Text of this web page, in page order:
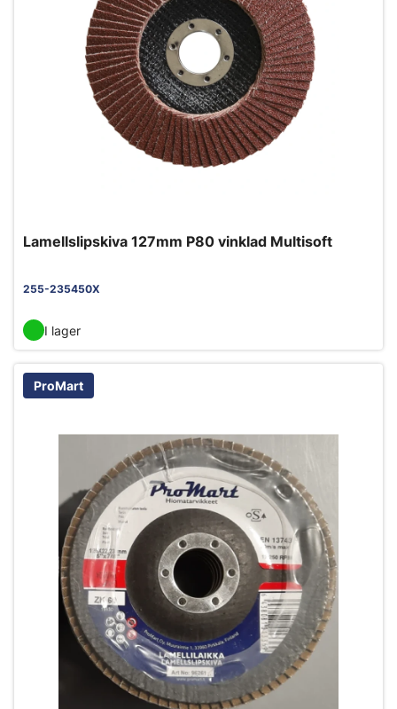
Lamellslipskiva 127mm P80 vinklad Multisoft
255-235450X
I lager
ProMart